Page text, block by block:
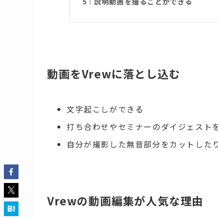
動画をVrewに落とし込む
文字起こしができる
打ち合わせやセミナーのダイジェスト
自分が撮影した無音部分をカットした
Vrewの動画編集が人気な理由